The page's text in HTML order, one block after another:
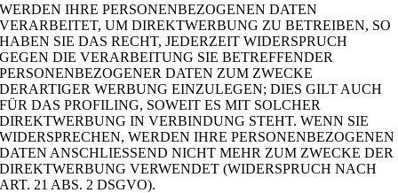
WERDEN IHRE PERSONENBEZOGENEN DATEN
VERARBEITET, UM DIREKTWERBUNG ZU BETREIBEN, SO
HABEN SIE DAS RECHT, JEDERZEIT WIDERSPRUCH
GEGEN DIE VERARBEITUNG SIE BETREFFENDER
PERSONENBEZOGENER DATEN ZUM ZWECKE
DERARTIGER WERBUNG EINZULEGEN; DIES GILT AUCH
FÜR DAS PROFILING, SOWEIT ES MIT SOLCHER
DIREKTWERBUNG IN VERBINDUNG STEHT. WENN SIE
WIDERSPRECHEN, WERDEN IHRE PERSONENBEZOGENEN
DATEN ANSCHLIESSEND NICHT MEHR ZUM ZWECKE DER
DIREKTWERBUNG VERWENDET (WIDERSPRUCH NACH
ART. 21 ABS. 2 DSGVO).